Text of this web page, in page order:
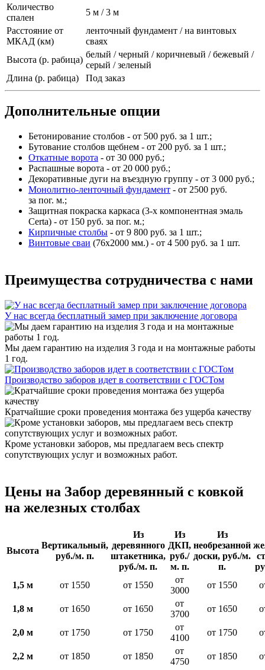
Количество
спален
5 м / 3 м
Расстояние от
МКАД (км)
ленточный фундамент / на винтовых
сваях
Высота (р. рабица)
белый / черный / коричневый / бежевый /
серый / зеленый
Длина (р. рабица)
Под заказ
Дополнительные опции
Бетонирование столбов - от 500 руб. за 1 шт.;
Бутование столбов щебнем - от 200 руб. за 1 шт.;
Откатные ворота - от 30 000 руб.;
Распашные ворота - от 20 000 руб.;
Декоративные дуги на въездную группу - от 3 000 руб.;
Монолитно-ленточный фундамент - от 2500 руб.
за пог. м.;
Защитная покраска каркаса (3-х компонентная эмаль
Certa) - от 150 руб. за пог. м.;
Кирпичные столбы - от 9 800 руб. за 1 шт.;
Винтовые сваи (76x2000 мм.) - от 4 500 руб. за 1 шт.
Преимущества сотрудничества с нами
У нас всегда бесплатный замер при заключение договора
Мы даем гарантию на изделия 3 года и на монтажные работы
1 год.
Производство заборов идет в соответствии с ГОСТом
Кратчайшие сроки проведения монтажа без ущерба качеству
Кроме установки заборов, мы предлагаем весь спектр
сопутствующих услуг и возможных работ.
Цены на Забор деревянный с ковкой
на железных столбах
Высота
Вертикальный,
руб./м. п.
Из
деревянного
штакетника,
руб./м. п.
Из
ДКП,
руб./
м. п.
Из
необрезанной
доски, руб./м.
п.
1,5 м
от 1550 от 1550
от
3000
от 1550
1,8 м от 1650 от 1650
от
3700
от 1650
2,0 м от 1750 от 1750
от
4100
от 1750
2,2 м от 1850 от 1850
от
4750
от 1850